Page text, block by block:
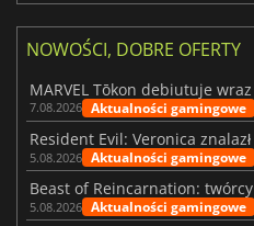
NOWOŚCI, DOBRE OFERTY
7.08.2026 Aktualności gamingowe
5.08.2026 Aktualności gamingowe
5.08.2026 Aktualności gamingowe